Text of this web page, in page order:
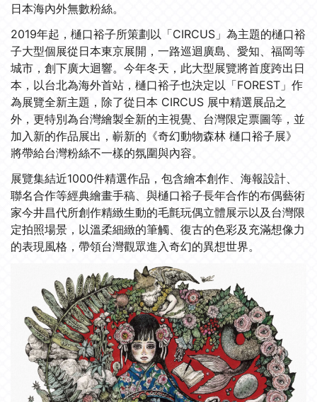
日本海內外無數粉絲。
2019年起，樋口裕子所策劃以「CIRCUS」為主題的樋口裕
子大型個展從日本東京展開，一路巡迴廣島、愛知、福岡等
城市，創下廣大迴響。今年冬天，此大型展覽將首度跨出日
本，以台北為海外首站，樋口裕子也決定以「FOREST」作
為展覽全新主題，除了從日本 CIRCUS 展中精選展品之
外，更特別為台灣繪製全新的主視覺、台灣限定票圖等，並
加入新的作品展出，嶄新的《奇幻動物森林 樋口裕子展》
將帶給台灣粉絲不一樣的氛圍與內容。
展覽集結近1000件精選作品，包含繪本創作、海報設計、
聯名合作等經典繪畫手稿、與樋口裕子長年合作的布偶藝術
家今井昌代所創作精緻生動的毛氈玩偶立體展示以及台灣限
定拍照場景，以溫柔細緻的筆觸、復古的色彩及充滿想像力
的表現風格，帶領台灣觀眾進入奇幻的異想世界。